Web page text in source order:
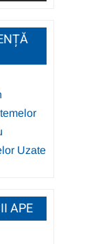
Uzate
APE